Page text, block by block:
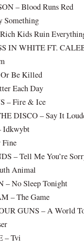
– Blood Runs Red
Something
Kids Ruin
IN WHITE FT.
Be Killed
Each Day
– Fire & Ice
DISCO – Say It
Idkwybt
Fine
– Tell Me You’re
Animal
– No Sleep Tonight
– The Game
GUNS – A World
– Tvi